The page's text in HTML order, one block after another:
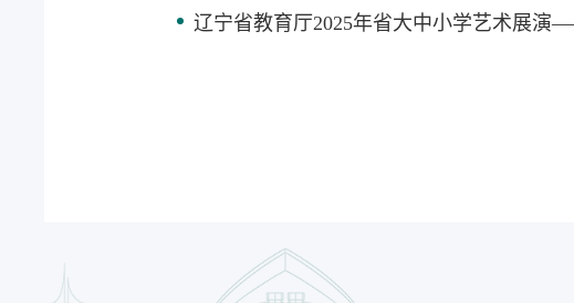
辽宁省教育厅2025年省大中小学艺术展